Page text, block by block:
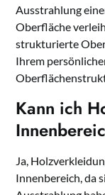
Ausstrahlung
Oberfläche
strukturierte
Ihrem
Kann ich
Ja,
Innenbereich, da